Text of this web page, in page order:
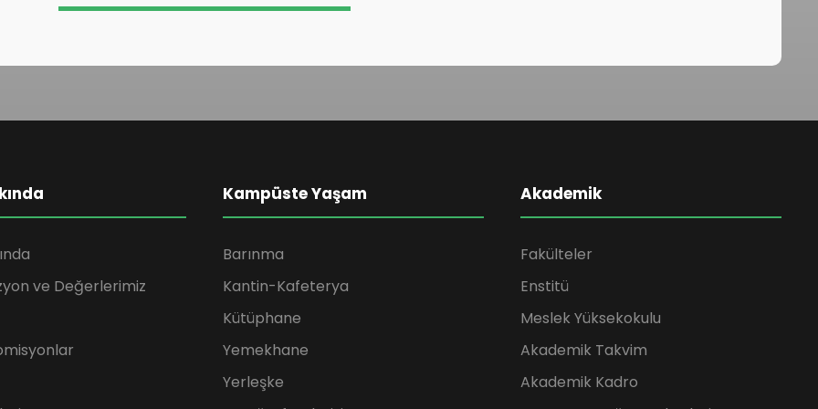
ve Değerlerimiz
Kampüste Yaşam
Barınma
Kantin-Kafeterya
Kütüphane
Yemekhane
Yerleşke
Akademik
Fakülteler
Enstitü
Meslek Yüksekokulu
Akademik Takvim
Akademik Kadro